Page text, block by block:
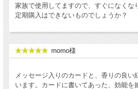
家族で使用してますので、すぐになくな
定期購入はできないものでしょうか？
momo様
メッセージ入りのカードと、香りの良
います。カードに書いてあった、効能を